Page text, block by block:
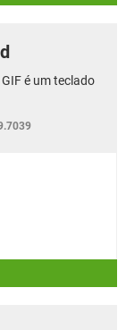
é um teclado